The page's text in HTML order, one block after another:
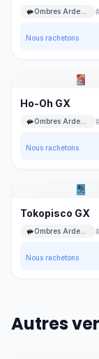
Nous rachetons
Ho-Oh GX
Nous rachetons
Tokopisco GX
Nous rachetons
Autres